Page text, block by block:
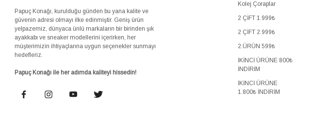
Papuç Konağı, kurulduğu günden bu yana kalite ve
güvenin adresi olmayı ilke edinmiştir. Geniş ürün
yelpazemiz, dünyaca ünlü markaların bir birinden şık
ayakkabı ve sneaker modellerini içerirken, her
müşterimizin ihtiyaçlarına uygun seçenekler sunmayı
hedefleriz.
Papuç Konağı ile her adımda kaliteyi hissedin!
Kolej Çoraplar
2 ÇİFT 1.999₺
2 ÇİFT 2.999₺
2.ÜRÜN 599₺
İKİNCİ ÜRÜNE 800₺
İNDİRİM
İKİNCİ ÜRÜNE
1.800₺ İNDİRİM